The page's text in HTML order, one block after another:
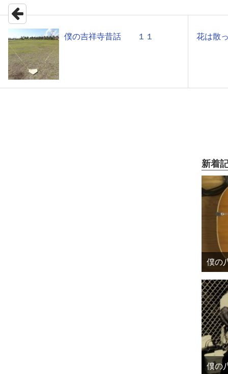
僕の吉祥寺昔話 １１ 花は
新着
僕の
僕の